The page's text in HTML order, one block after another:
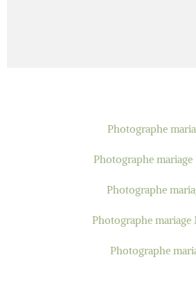
Photographe
Photographe
Photographe
Photographe
Photographe